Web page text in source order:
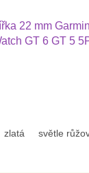
22 mm
GT 6 GT 5
zlatá světle